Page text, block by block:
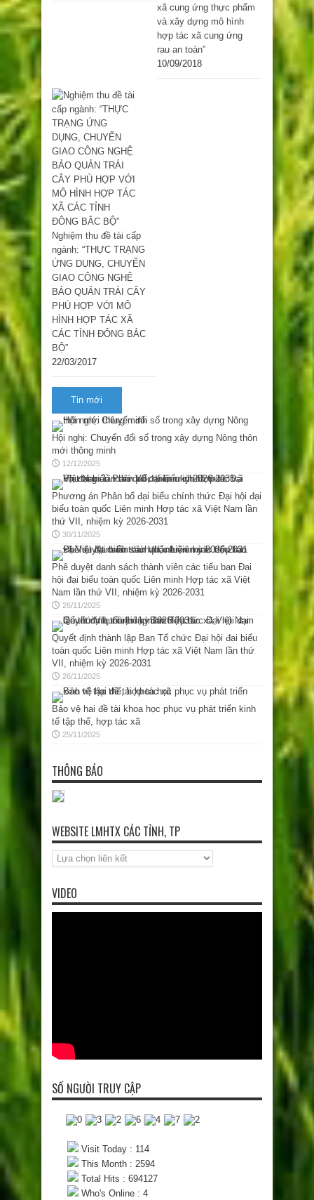
xã cung ứng thực phẩm
và xây dựng mô hình
hợp tác xã cung ứng
rau an toàn”
10/09/2018
Nghiệm thu đề tài cấp
ngành: “THỰC TRẠNG
ỨNG DỤNG, CHUYỂN
GIAO CÔNG NGHỆ
BẢO QUẢN TRÁI CÂY
PHÙ HỢP VỚI MÔ
HÌNH HỢP TÁC XÃ
CÁC TỈNH ĐÔNG BẮC
BỘ”
22/03/2017
Tin mới
Hội nghị: Chuyển đổi số trong xây dựng Nông thôn
mới thông minh
12/12/2025
Phương án Phân bổ đại biểu chính thức Đại hội đại
biểu toàn quốc Liên minh Hợp tác xã Việt Nam lần
thứ VII, nhiệm kỳ 2026-2031
30/11/2025
Phê duyệt danh sách thành viên các tiểu ban Đại
hội đại biểu toàn quốc Liên minh Hợp tác xã Việt
Nam lần thứ VII, nhiệm kỳ 2026-2031
26/11/2025
Quyết định thành lập Ban Tổ chức Đại hội đại biểu
toàn quốc Liên minh Hợp tác xã Việt Nam lần thứ
VII, nhiệm kỳ 2026-2031
26/11/2025
Bảo vệ hai đề tài khoa học phục vụ phát triển kinh
tế tập thể, hợp tác xã
25/11/2025
THÔNG BÁO
WEBSITE LMHTX CÁC TỈNH, TP
VIDEO
SỐ NGƯỜI TRUY CẬP
Visit Today : 114
This Month : 2594
Total Hits : 694127
Who's Online : 4